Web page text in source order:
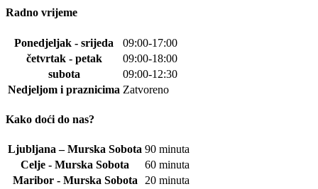
Radno vrijeme
Ponedjeljak - srijeda
09:00-17:00
četvrtak - petak
09:00-18:00
subota
09:00-12:30
Nedjeljom i praznicima Zatvoreno
Kako doći do nas?
Ljubljana – Murska Sobota 90 minuta
Celje - Murska Sobota
60 minuta
Maribor - Murska Sobota
20 minuta